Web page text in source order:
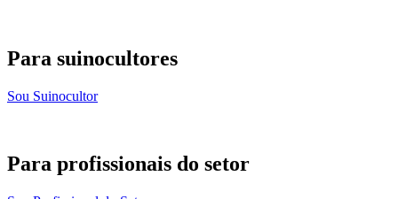
Para suinocultores
Sou Suinocultor
Para profissionais do setor